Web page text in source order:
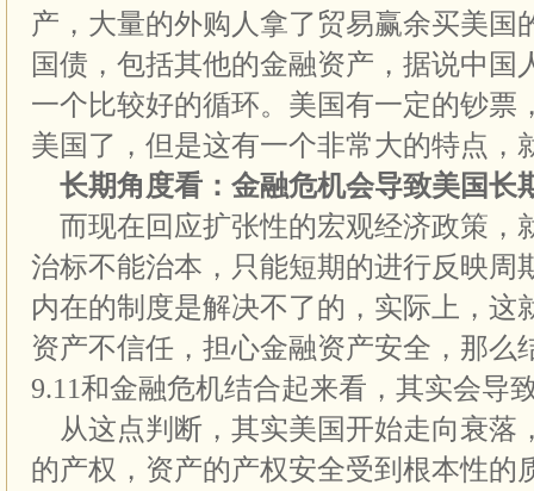
产，大量的外购人拿了贸易赢余买美国
国债，包括其他的金融资产，据说中国
一个比较好的循环。美国有一定的钞票
美国了，但是这有一个非常大的特点，
长期角度看：金融危机会导致美国长
而现在回应扩张性的宏观经济政策，
治标不能治本，只能短期的进行反映周
内在的制度是解决不了的，实际上，这
资产不信任，担心金融资产安全，那么
9.11和金融危机结合起来看，其实会导
从这点判断，其实美国开始走向衰落
的产权，资产的产权安全受到根本性的